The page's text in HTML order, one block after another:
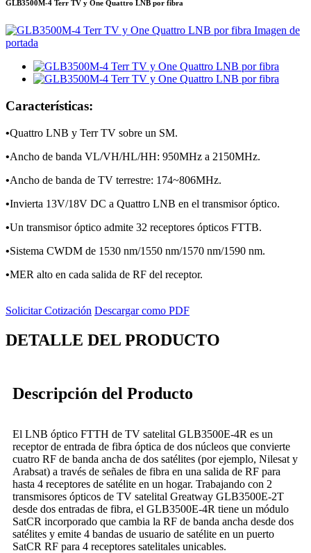
GLB3500M-4 Terr TV y One Quattro LNB por fibra
Características:
•Quattro LNB y Terr TV sobre un SM.
•Ancho de banda VL/VH/HL/HH: 950MHz a 2150MHz.
•Ancho de banda de TV terrestre: 174~806MHz.
•Invierta 13V/18V DC a Quattro LNB en el transmisor óptico.
•Un transmisor óptico admite 32 receptores ópticos FTTB.
•Sistema CWDM de 1530 nm/1550 nm/1570 nm/1590 nm.
•MER alto en cada salida de RF del receptor.
Solicitar Cotización Descargar como PDF
DETALLE DEL PRODUCTO
Descripción del Producto
El LNB óptico FTTH de TV satelital GLB3500E-4R es un
receptor de entrada de fibra óptica de dos núcleos que convierte
cuatro RF de banda ancha de dos satélites (por ejemplo, Nilesat y
Arabsat) a través de señales de fibra en una salida de RF para
hasta 4 receptores de satélite en un hogar. Trabajando con 2
transmisores ópticos de TV satelital Greatway GLB3500E-2T
desde dos entradas de fibra, el GLB3500E-4R tiene un módulo
SatCR incorporado que cambia la RF de banda ancha desde dos
satélites y emite 4 bandas de usuario de satélite en un puerto
SatCR RF para 4 receptores satelitales unicables.